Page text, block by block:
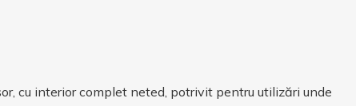
cu interior complet neted, potrivit pentru utilizări unde